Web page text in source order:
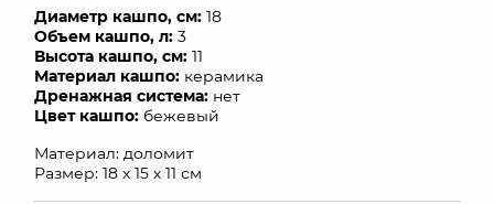
ОПТОВЫМ КЛИЕНТАМ
ДОСТАВКА И ОПЛАТА
КОНТАКТЫ
Диаметр кашпо, см: 18
Объем кашпо, л: 3
Высота кашпо, см: 11
Материал кашпо: керамика
Дренажная система: нет
Цвет кашпо: бежевый
Материал: доломит
Размер: 18 х 15 х 11 см